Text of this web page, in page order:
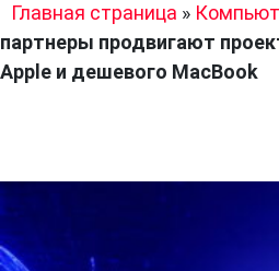
Главная страница »
партнеры продвигают
Apple и дешевого MacBook